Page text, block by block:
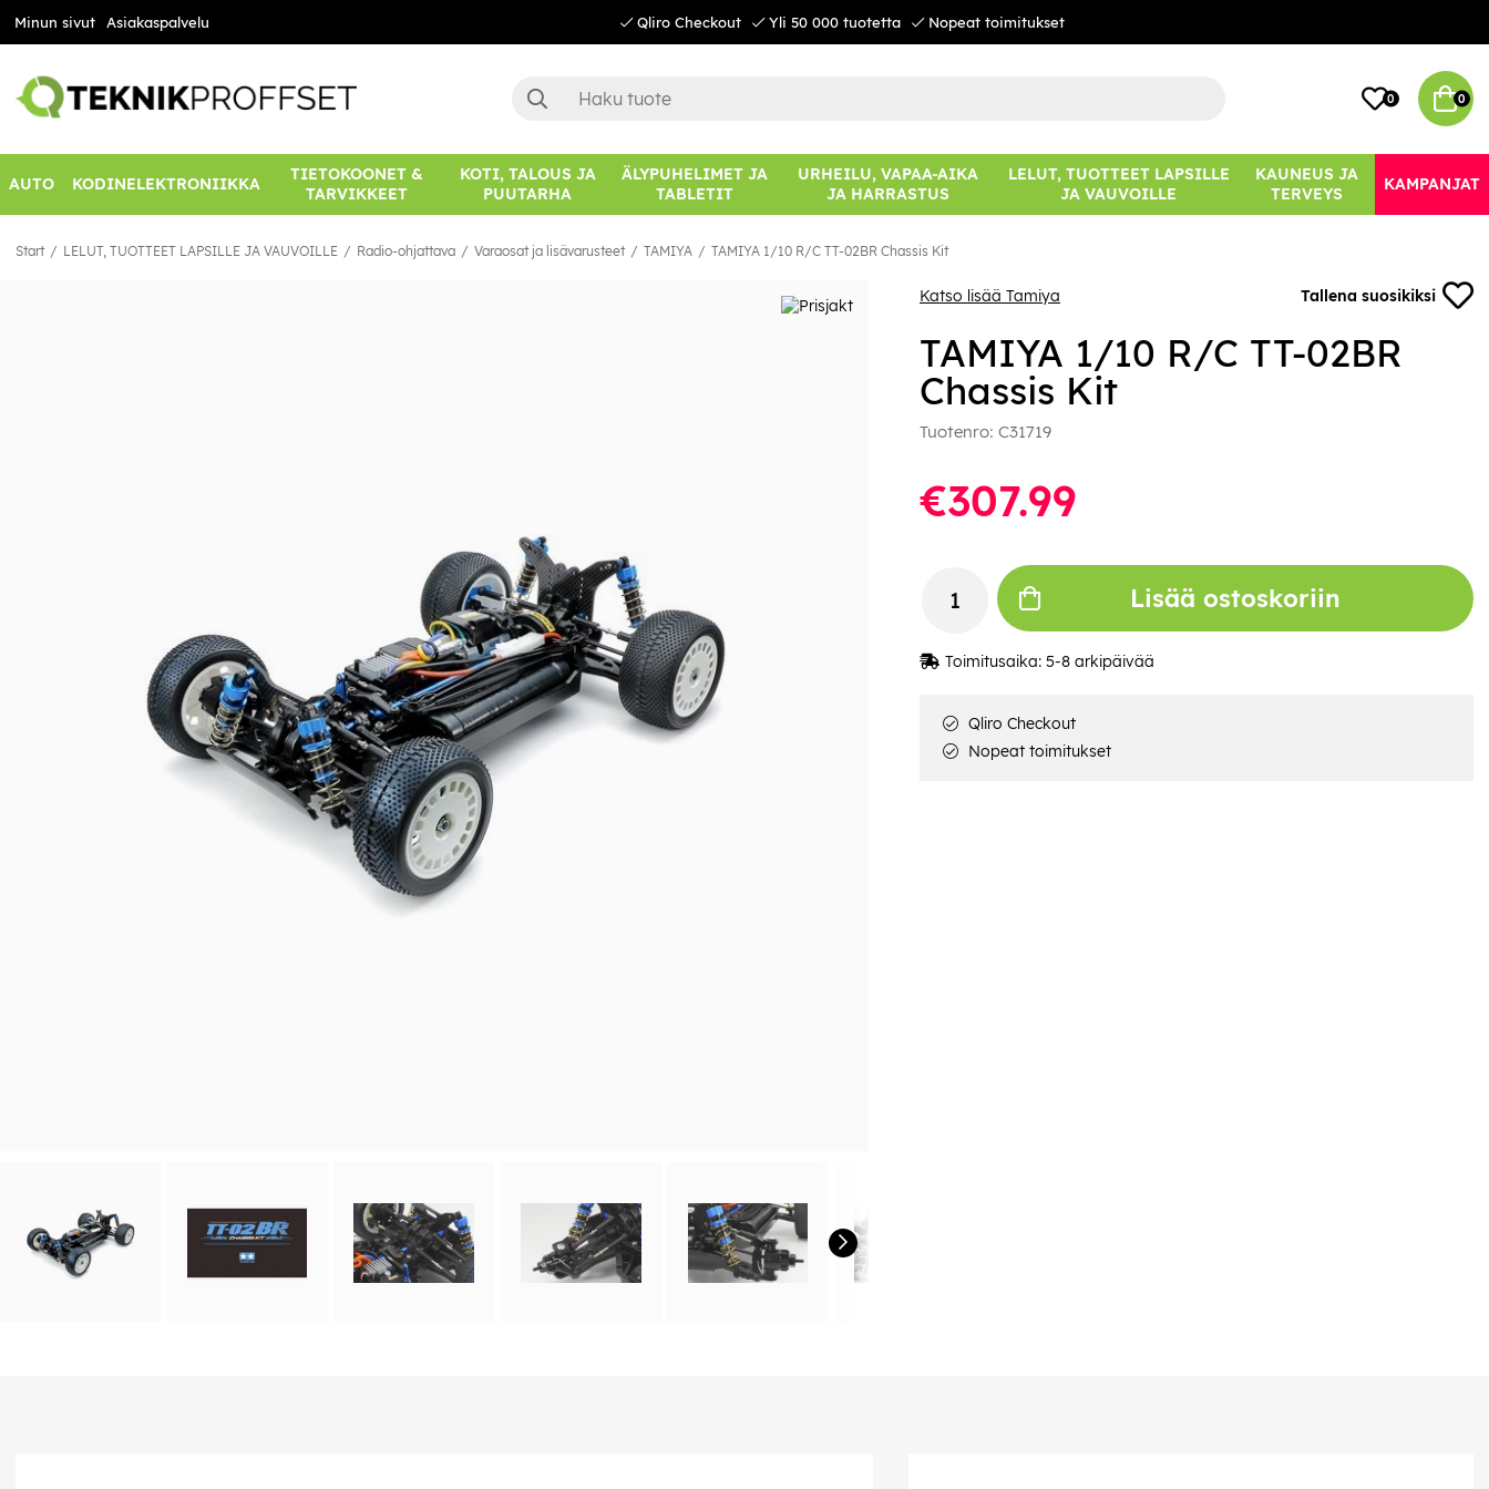
Minun sivut Asiakaspalvelu Qliro Checkout Yli 50 000 tuotetta Nopeat toimitukset
0 0
AUTO KODINELEKTRONIIKKA
TIETOKOONET &
TARVIKKEET
KOTI, TALOUS JA
PUUTARHA
ÄLYPUHELIMET JA
TABLETIT
URHEILU, VAPAA-AIKA
JA HARRASTUS
LELUT, TUOTTEET LAPSILLE
JA VAUVOILLE
KAUNEUS JA
TERVEYS
KAMPANJAT
Start LELUT, TUOTTEET LAPSILLE JA VAUVOILLE Radio-ohjattava Varaosat ja lisävarusteet TAMIYA TAMIYA 1/10 R/C TT-02BR Chassis Kit
Katso lisää Tamiya Tallena suosikiksi
TAMIYA 1/10 R/C TT-02BR
Chassis Kit
Tuotenro: C31719
€307.99
Lisää ostoskoriin
Toimitusaika: 5-8 arkipäivää
Qliro Checkout
Nopeat toimitukset